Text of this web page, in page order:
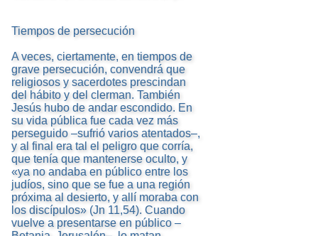
Tiempos de persecución
A veces, ciertamente, en tiempos de
grave persecución, convendrá que
religiosos y sacerdotes prescindan
del hábito y del clerman. También
Jesús hubo de andar escondido. En
su vida pública fue cada vez más
perseguido –sufrió varios atentados–,
y al final era tal el peligro que corría,
que tenía que mantenerse oculto, y
«ya no andaba en público entre los
judíos, sino que se fue a una región
próxima al desierto, y allí moraba con
los discípulos» (Jn 11,54). Cuando
vuelve a presentarse en público –